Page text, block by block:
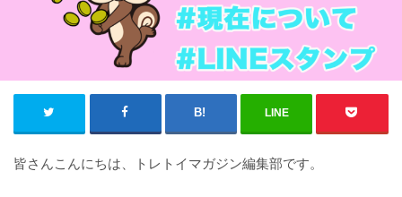
LINE
皆さんこんにちは、トレトイマガジン編集部です。